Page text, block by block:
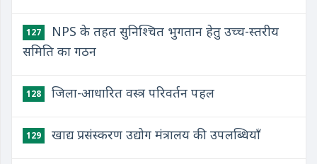
127
NPS के तहत सुनिश्चित भुगतान हेतु उच्च-स्तरीय
समिति का गठन
128 जिला-आधारित वस्त्र परिवर्तन पहल
129 खाद्य प्रसंस्करण उद्योग मंत्रालय की उपलब्धियाँ